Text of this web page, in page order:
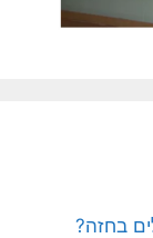
בחזה?